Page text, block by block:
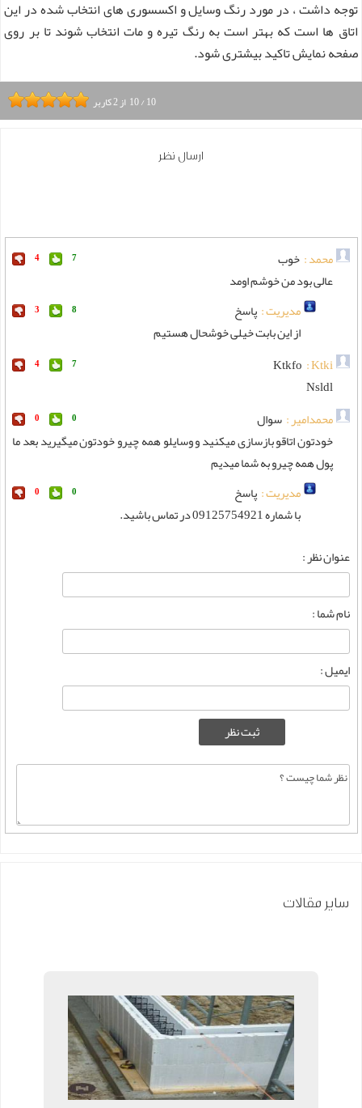
توجه داشت ، در مورد رنگ وسایل و اکسسوری های انتخاب شده در این
اتاق ها است که بهتر است به رنگ تیره و مات انتخاب شوند تا بر روی
صفحه نمایش تاکید بیشتری شود.
10/10 از2کاربر
ارسال نظر
محمد : خوب 7
4
عالی بود من خوشم اومد
مدیریت :پاسخ 8
3
از این بابت خیلی خوشحال هستیم
Ktki :
Ktkfo
7
4
Nsldl
محمدامیر : سوال 0
0
خودتون اتاقو بازسازی میکنید و وسایلو همه چیرو خودتون میگیرید بعد ما
پول همه چیرو به شما میدیم
مدیریت :پاسخ 0
0
با شماره 09125754921 در تماس باشید.
عنوان نظر :
نام شما :
ایمیل :
سایر مقالات